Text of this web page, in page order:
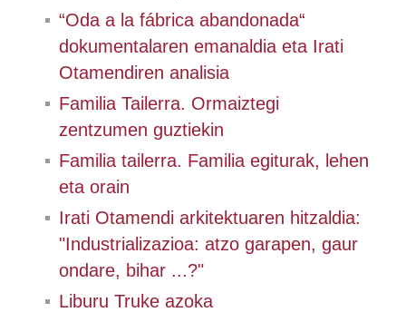
“Oda a la fábrica abandonada“
dokumentalaren emanaldia eta Irati
Otamendiren analisia
Familia Tailerra. Ormaiztegi
zentzumen guztiekin
Familia tailerra. Familia egiturak, lehen
eta orain
Irati Otamendi arkitektuaren hitzaldia:
"Industrializazioa: atzo garapen, gaur
ondare, bihar ...?"
Liburu Truke azoka